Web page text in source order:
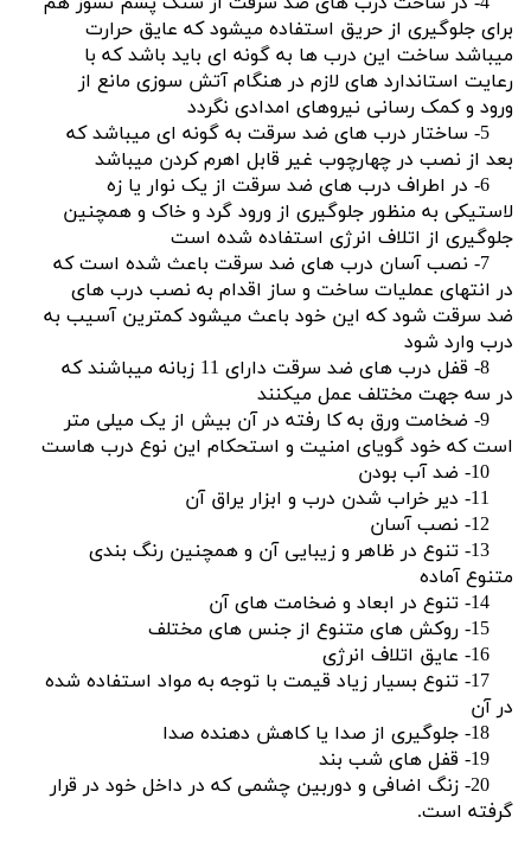
برای جلوگیری از حریق استفاده میشود که عایق حرارت
میباشد ساخت این درب ها به گونه ای باید باشد که با
رعایت استاندارد های لازم در هنگام آتش سوزی مانع از
ورود و کمک رسانی نیروهای امدادی نگردد
5- ساختار درب های ضد سرقت به گونه ای میباشد که
بعد از نصب در چهارچوب غیر قابل اهرم کردن میباشد
6- در اطراف درب های ضد سرقت از یک نوار یا زه
لاستیکی به منظور جلوگیری از ورود گرد و خاک و همچنین
جلوگیری از اتلاف انرژی استفاده شده است
7- نصب آسان درب های ضد سرقت باعث شده است که
در انتهای عملیات ساخت و ساز اقدام به نصب درب های
ضد سرقت شود که این خود باعث میشود کمترین آسیب به
درب وارد شود
8- قفل درب های ضد سرقت دارای 11 زبانه میباشند که
در سه جهت مختلف عمل میکنند
9- ضخامت ورق به کا رفته در آن بیش از یک میلی متر
است که خود گویای امنیت و استحکام این نوع درب هاست
13- تنوع در ظاهر و زیبایی آن و همچنین رنگ بندی
متنوع آماده
17- تنوع بسیار زیاد قیمت با توجه به مواد استفاده شده
در آن
20- زنگ اضافی و دوربین چشمی که در داخل خود در قرار
گرفته است.